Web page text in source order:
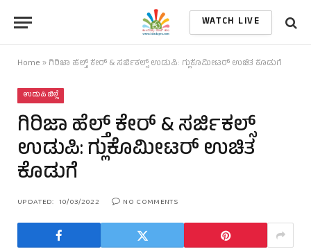
WATCH LIVE
Home » ಗಿರಿಜಾ ಹೆಲ್ತ್ ಕೇರ್ & ಸರ್ಜಿಕಲ್ಸ್ ಉಡುಪಿ: ಗ್ಲುಕೊಮೀಟರ್ ಉಚಿತ ಕೊಡುಗೆ
ಉಡುಪಿ ಜಿಲ್ಲೆ
ಗಿರಿಜಾ ಹೆಲ್ತ್ ಕೇರ್ & ಸರ್ಜಿಕಲ್ಸ್
ಉಡುಪಿ: ಗ್ಲುಕೊಮೀಟರ್ ಉಚಿತ
ಕೊಡುಗೆ
UPDATED: 10/03/2022 NO COMMENTS